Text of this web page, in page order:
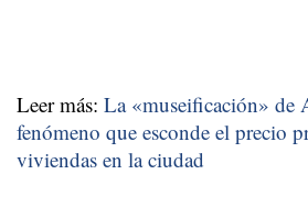
Leer más: La «museificación» de
fenómeno que esconde el precio
viviendas en la ciudad